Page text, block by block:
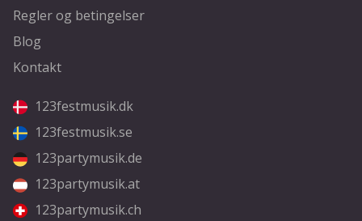
Regler og betingelser
Blog
Kontakt
123festmusik.dk
123festmusik.se
123partymusik.de
123partymusik.at
123partymusik.ch